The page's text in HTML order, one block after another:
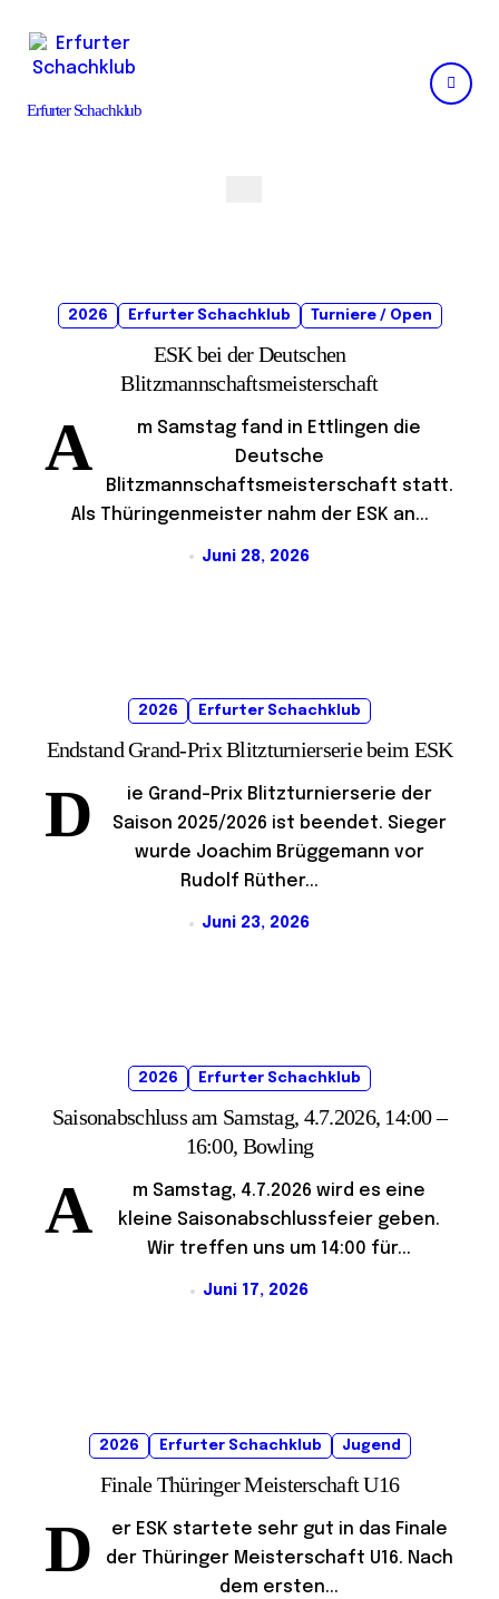
content
Erfurter Schachklub
2026 Erfurter Schachklub Turniere / Open
ESK bei der Deutschen
Blitzmannschaftsmeisterschaft
A
m Samstag fand in Ettlingen die
Deutsche
Blitzmannschaftsmeisterschaft statt.
Als Thüringenmeister nahm der ESK an...
Juni 28, 2026
2026 Erfurter Schachklub
Endstand Grand-Prix Blitzturnierserie beim ESK
D
ie Grand-Prix Blitzturnierserie der
Saison 2025/2026 ist beendet. Sieger
wurde Joachim Brüggemann vor
Rudolf Rüther...
Juni 23, 2026
2026 Erfurter Schachklub
Saisonabschluss am Samstag, 4.7.2026, 14:00 –
16:00, Bowling
A
m Samstag, 4.7.2026 wird es eine
kleine Saisonabschlussfeier geben.
Wir treffen uns um 14:00 für...
Juni 17, 2026
2026 Erfurter Schachklub Jugend
Finale Thüringer Meisterschaft U16
D
er ESK startete sehr gut in das Finale
der Thüringer Meisterschaft U16. Nach
dem ersten...